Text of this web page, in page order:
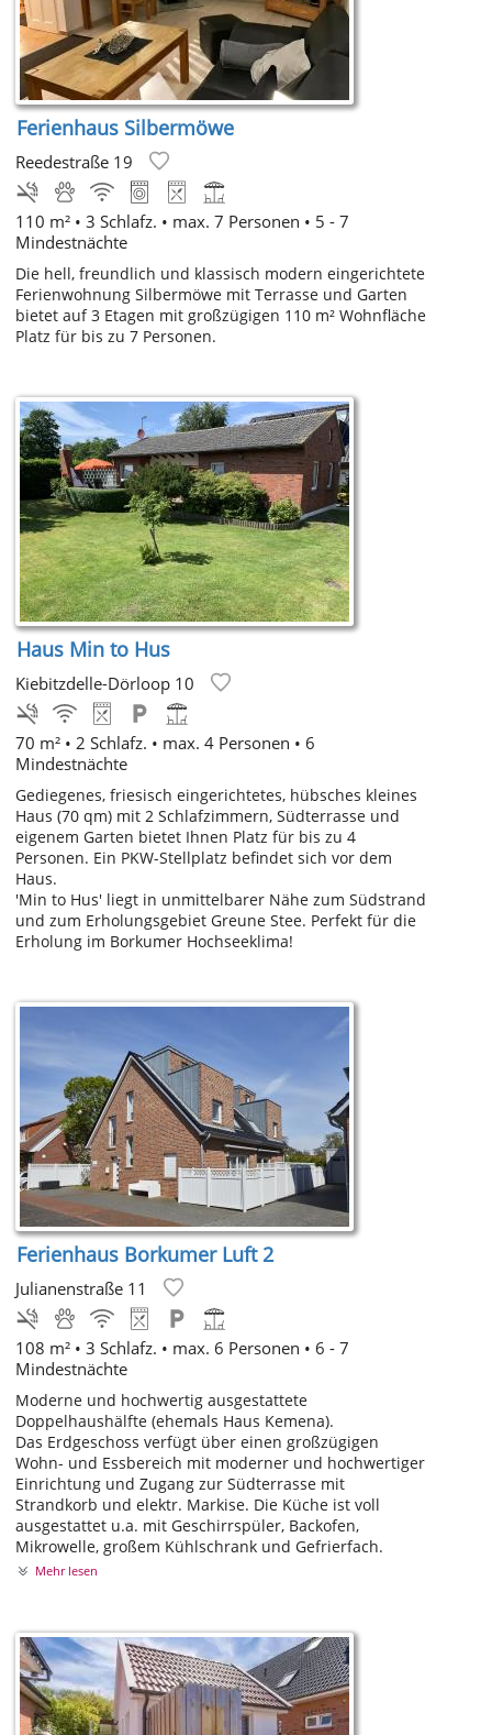
Ferienhaus Silbermöwe
Reedestraße 19
110 m² • 3 Schlafz. • max. 7 Personen • 5 - 7
Mindestnächte
Die hell, freundlich und klassisch modern eingerichtete
Ferienwohnung Silbermöwe mit Terrasse und Garten
bietet auf 3 Etagen mit großzügigen 110 m² Wohnfläche
Platz für bis zu 7 Personen.
Haus Min to Hus
Kiebitzdelle-Dörloop 10
70 m² • 2 Schlafz. • max. 4 Personen • 6
Mindestnächte
Gediegenes, friesisch eingerichtetes, hübsches kleines
Haus (70 qm) mit 2 Schlafzimmern, Südterrasse und
eigenem Garten bietet Ihnen Platz für bis zu 4
Personen. Ein PKW-Stellplatz befindet sich vor dem
Haus.
'Min to Hus' liegt in unmittelbarer Nähe zum Südstrand
und zum Erholungsgebiet Greune Stee. Perfekt für die
Erholung im Borkumer Hochseeklima!
Ferienhaus Borkumer Luft 2
Julianenstraße 11
108 m² • 3 Schlafz. • max. 6 Personen • 6 - 7
Mindestnächte
Moderne und hochwertig ausgestattete
Doppelhaushälfte (ehemals Haus Kemena).
Das Erdgeschoss verfügt über einen großzügigen
Wohn- und Essbereich mit moderner und hochwertiger
Einrichtung und Zugang zur Südterrasse mit
Strandkorb und elektr. Markise. Die Küche ist voll
ausgestattet u.a. mit Geschirrspüler, Backofen,
Mikrowelle, großem Kühlschrank und Gefrierfach.
Mehr lesen